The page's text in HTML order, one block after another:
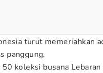
turut memeriahkan
panggung.
koleksi busana